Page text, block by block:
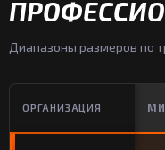
Диапазоны размеров по
ОРГАНИЗАЦИЯ